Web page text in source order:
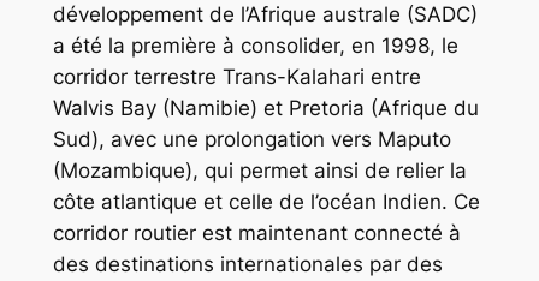
développement de l’Afrique australe (SADC)
a été la première à consolider, en 1998, le
corridor terrestre Trans-Kalahari entre
Walvis Bay (Namibie) et Pretoria (Afrique du
Sud), avec une prolongation vers Maputo
(Mozambique), qui permet ainsi de relier la
côte atlantique et celle de l’océan Indien. Ce
corridor routier est maintenant connecté à
des destinations internationales par des